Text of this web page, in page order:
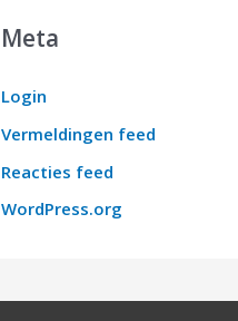
Meta
Login
Vermeldingen feed
Reacties feed
WordPress.org